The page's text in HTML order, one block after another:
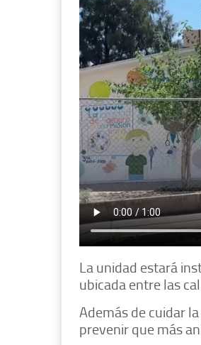
La unidad estará
ubicada entre las
Además de cuidar
prevenir que más